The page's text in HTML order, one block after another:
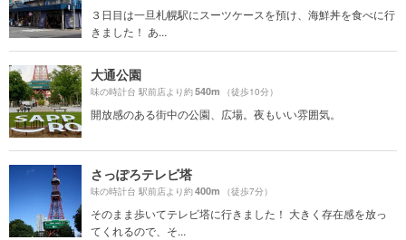
３日目は一旦札幌駅にスーツケースを預け、海鮮丼を食べに行
きました！ あ...
大通公園
味の時計台 駅前店より約540m （徒歩10分）
開放感のある街中の公園、広場。夜もいい雰囲気。
さっぽろテレビ塔
味の時計台 駅前店より約400m （徒歩7分）
そのまま歩いてテレビ塔に行きました！ 大きく存在感を放っ
てくれるので、そ...